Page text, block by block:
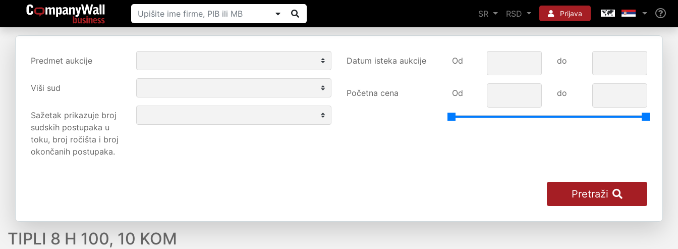
SR RSD Prijava
Predmet aukcije
Viši sud
Sažetak prikazuje broj
sudskih postupaka u
toku, broj ročišta i broj
okončanih postupaka.
Datum isteka aukcije Od do
Početna cena Od do
Pretraži
TIPLI 8 H 100, 10 KOM